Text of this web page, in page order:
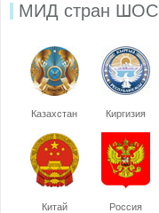
МИД стран ШОС
Казахстан Киргизия
Китай Россия